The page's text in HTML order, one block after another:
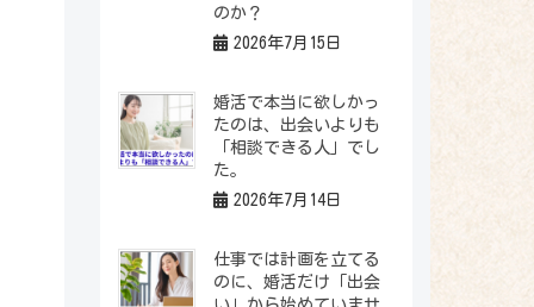
のか？
2026年7月15日
婚活で本当に欲しかっ
たのは、出会いよりも
「相談できる人」でし
た。
2026年7月14日
仕事では計画を立てる
のに、婚活だけ「出会